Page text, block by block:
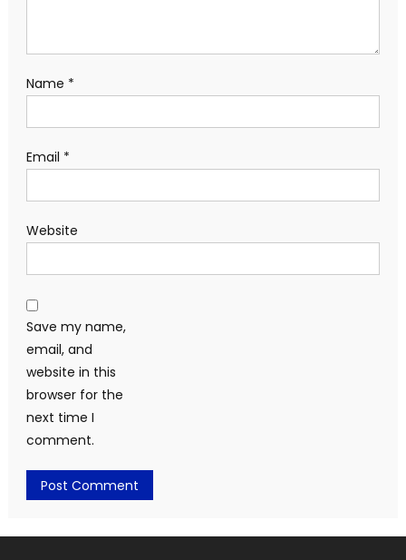
Name *
Email *
Website
Save my name,
email, and
website in this
browser for the
next time I
comment.